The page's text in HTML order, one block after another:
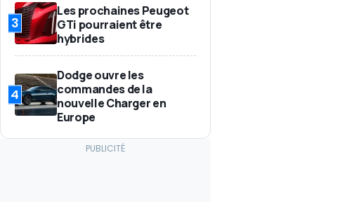
3
Les prochaines Peugeot
GTi pourraient être
hybrides
4
Dodge ouvre les
commandes de la
nouvelle Charger en
Europe